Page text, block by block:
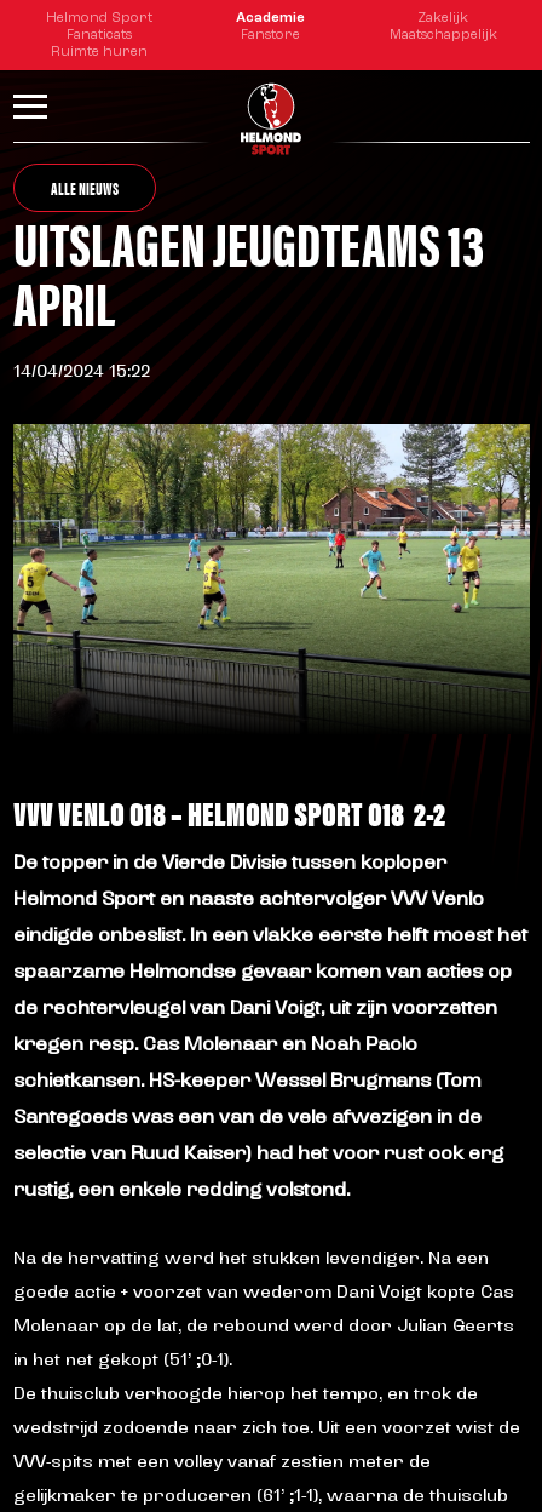
Helmond Sport Academie
Zakelijk
Fanaticats
Fanstore
Maatschappelijk
Ruimte huren
ALLE NIEUWS
UITSLAGEN JEUGDTEAMS 13
APRIL
14/04/2024 15:22
VVV VENLO O18 – HELMOND SPORT O18 2-2
De topper in de Vierde Divisie tussen koploper
Helmond Sport en naaste achtervolger VVV Venlo
eindigde onbeslist. In een vlakke eerste helft moest het
spaarzame Helmondse gevaar komen van acties op
de rechtervleugel van Dani Voigt, uit zijn voorzetten
kregen resp. Cas Molenaar en Noah Paolo
schietkansen. HS-keeper Wessel Brugmans (Tom
Santegoeds was een van de vele afwezigen in de
selectie van Ruud Kaiser) had het voor rust ook erg
rustig, een enkele redding volstond.
Na de hervatting werd het stukken levendiger. Na een
goede actie + voorzet van wederom Dani Voigt kopte Cas
Molenaar op de lat, de rebound werd door Julian Geerts
in het net gekopt (51’ ;0-1).
De thuisclub verhoogde hierop het tempo, en trok de
wedstrijd zodoende naar zich toe. Uit een voorzet wist de
VVV-spits met een volley vanaf zestien meter de
gelijkmaker te produceren (61’ ;1-1), waarna de thuisclub